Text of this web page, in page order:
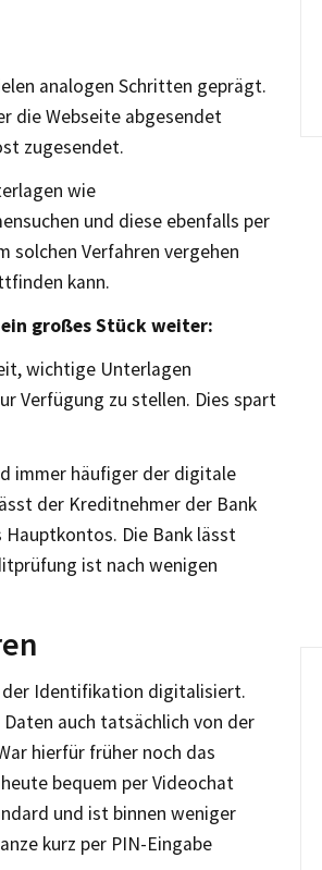
analogen Schritten geprägt.
die Webseite abgesendet
zugesendet.
wie
und diese ebenfalls per
solchen Verfahren vergehen
kann.
großes Stück weiter:
wichtige Unterlagen
Verfügung zu stellen. Dies spart
immer häufiger der digitale
der Kreditnehmer der Bank
Die Bank lässt
ist nach wenigen
der Identifikation digitalisiert.
auch tatsächlich von der
hierfür früher noch das
bequem per Videochat
und ist binnen weniger
kurz per PIN-Eingabe